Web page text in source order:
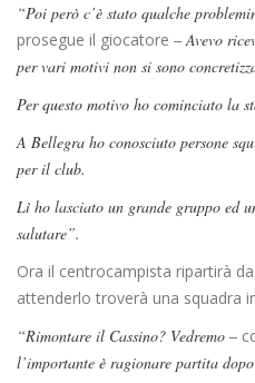
“Poi però c’è stato qualche
prosegue il giocatore – Avevo
per vari motivi non si sono
Per questo motivo ho cominciato la
A Bellegra ho conosciuto persone
per il club.
Lì ho lasciato un grande gruppo ed
salutare”.
Ora il centrocampista ripartirà
attenderlo troverà una squadra
“Rimontare il Cassino? Vedremo –
l’importante è ragionare partita